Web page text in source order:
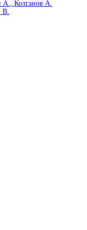
А., Колганов А.
В.